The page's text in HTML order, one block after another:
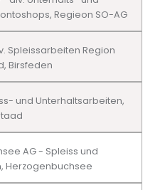
Regieon SO-AG
Spleissarbeiten Region
Birsfeden
und Unterhaltsarbeiten,
AG - Spleiss und
Herzogenbuchsee